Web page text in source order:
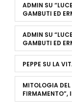
ADMIN SU
GAMBUTI ED
ADMIN SU
GAMBUTI ED
PEPPE SU LA
MITOLOGIA
FIRMAMENTO”,